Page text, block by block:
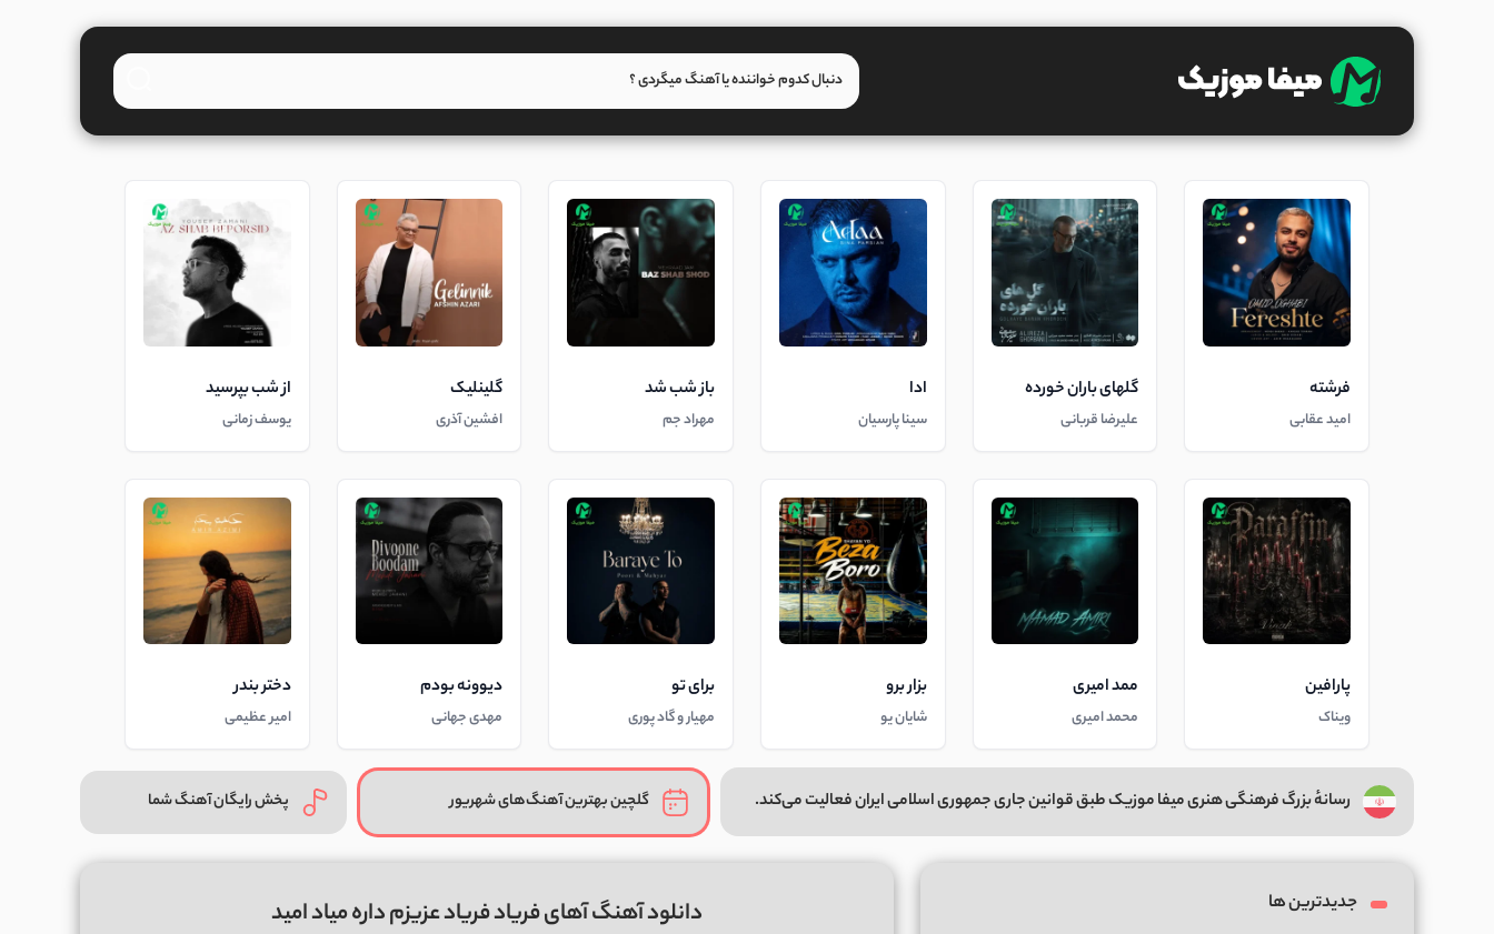
فرشته
امید عقابی
گلهای باران خورده
علیرضا قربانی
ادا
سینا پارسیان
باز شب شد
مهراد جم
گلینلیک
افشین آذری
از شب بپرسید
یوسف زمانی
پارافین
ویناک
ممد امیری
محمد امیری
بزار برو
شایان یو
برای تو
مهیار و گاد پوری
دیوونه بودم
مهدی جهانی
دختر بندر
امیر عظیمی
رسانهٔ بزرگ فرهنگی هنری میفا موزیک طبق قوانین جاری جمهوری اسلامی ایران فعالیت می‌کند. گلچین بهترین آهنگ‌های شهریور پخش رایگان آهنگ شما
دانلود آهنگ آهای فریاد فریاد عزیزم داره میاد امید جدیدترین ها